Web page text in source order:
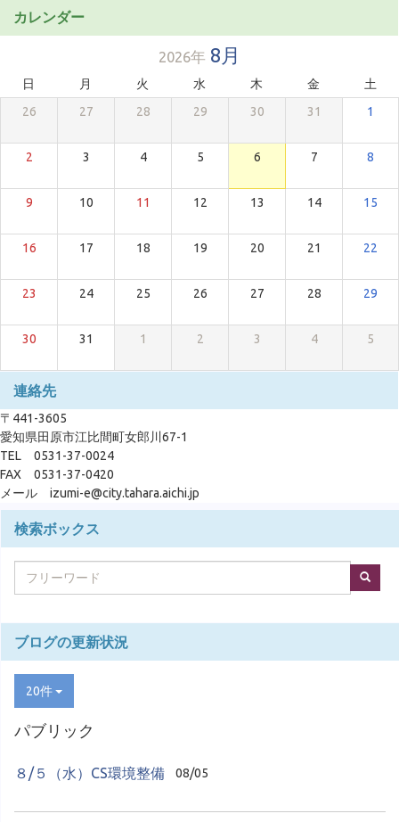
カレンダー
2026年 8月
日 月 火 水 木 金
土
26
27 28 29 30 31 1
2 3 4 5 6 7 8
9 10 11 12 13 14 15
16 17 18 19 20 21 22
23 24 25 26 27 28 29
30 31 1 2 3 4 5
連絡先
〒441-3605
愛知県田原市江比間町女郎川67-1
TEL 0531-37-0024
FAX 0531-37-0420
メール izumi-e@city.tahara.aichi.jp
検索ボックス
ブログの更新状況
20件
パブリック
８/５（水）CS環境整備 08/05